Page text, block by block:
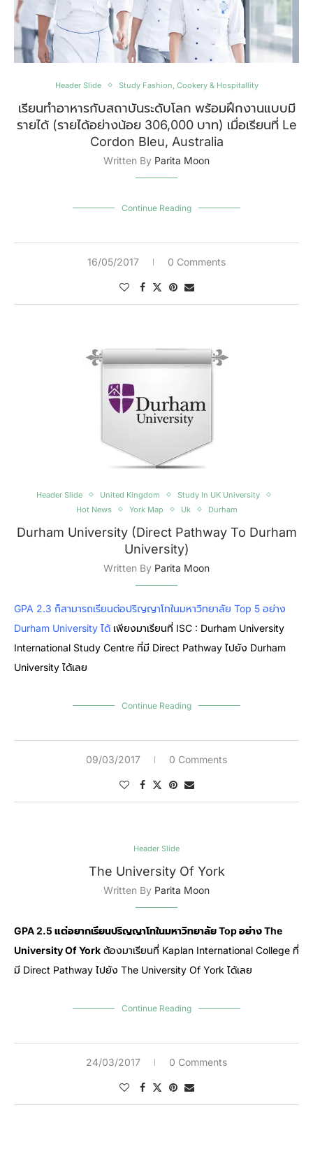
Header Slide Study Fashion, Cookery & Hospitallity
เรียนทำอาหารกับสถาบันระดับโลก พร้อมฝึกงานแบบมี
รายได้ (รายได้อย่างน้อย 306,000 บาท) เมื่อเรียนที่ Le
Cordon Bleu, Australia
Written By Parita Moon
Continue Reading
16/05/2017 0 Comments
Header Slide United Kingdom
Study In UK University
Hot News
York Map Uk Durham
Durham University (Direct Pathway To Durham
University)
Written By Parita Moon
GPA 2.3 ก็สามารถเรียนต่อปริญญาโทในมหาวิทยาลัย Top 5 อย่าง
Durham University ได้ เพียงมาเรียนที่ ISC : Durham University
International Study Centre ที่มี Direct Pathway ไปยัง Durham
University ได้เลย
Continue Reading
09/03/2017 0 Comments
Header Slide
The University Of York
Written By Parita Moon
GPA 2.5 แต่อยากเรียนปริญญาโทในมหาวิทยาลัย Top อย่าง The
University Of York ต้องมาเรียนที่ Kaplan International College ที่
มี Direct Pathway ไปยัง The University Of York ได้เลย
Continue Reading
24/03/2017 0 Comments